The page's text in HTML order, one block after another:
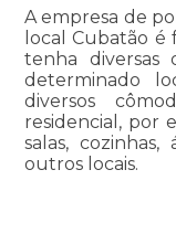
A empresa de
local Cubatão
tenha diversas
determinado
diversos
residencial, por
salas,
outros locais.